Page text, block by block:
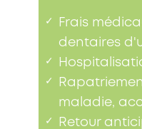
✓
Frais
dentaires
✓
✓
maladie,
✓
Retour